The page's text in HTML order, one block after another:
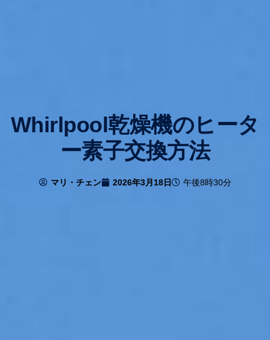
Whirlpool乾燥機のヒータ
ー素子交換方法
マリ・チェン 2026年3月18日 午後8時30分